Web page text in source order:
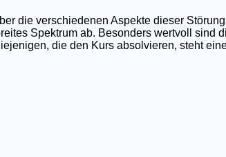
die verschiedenen Aspekte dieser
Spektrum ab. Besonders wertvoll sind
die den Kurs absolvieren, steht